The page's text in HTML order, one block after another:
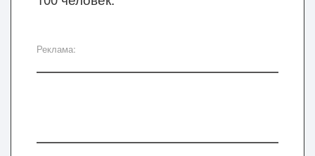
Реклама: